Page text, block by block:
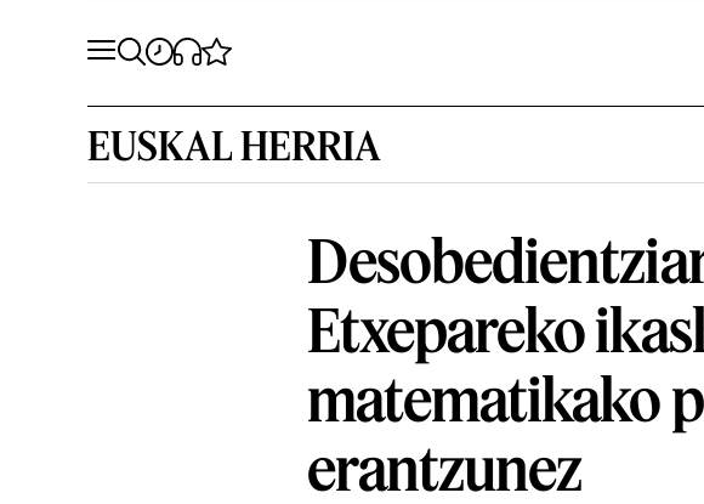
EUSKAL HERRIA
Etxepareko
matematikako
erantzunez